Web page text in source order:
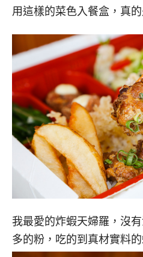
用這樣的菜色入餐盒，真
我最愛的炸蝦天婦羅，沒
多的粉，吃的到真材實料